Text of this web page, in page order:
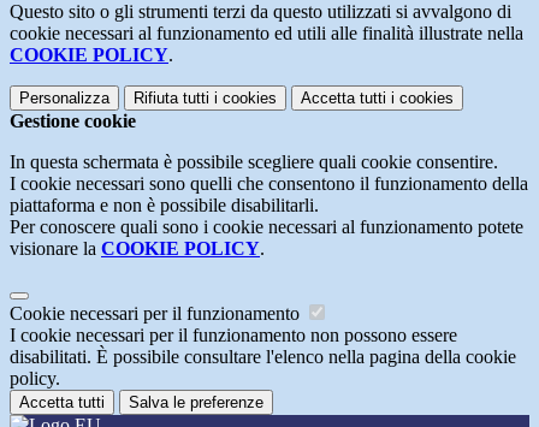
Questo sito o gli strumenti terzi da questo utilizzati si avvalgono di
cookie necessari al funzionamento ed utili alle finalità illustrate nella
COOKIE POLICY.
Personalizza Rifiuta tutti i cookies Accetta tutti i cookies
Gestione cookie
In questa schermata è possibile scegliere quali cookie consentire.
I cookie necessari sono quelli che consentono il funzionamento della
piattaforma e non è possibile disabilitarli.
Per conoscere quali sono i cookie necessari al funzionamento potete
visionare la COOKIE POLICY.
Cookie necessari per il funzionamento
I cookie necessari per il funzionamento non possono essere
disabilitati. È possibile consultare l'elenco nella pagina della cookie
policy.
Accetta tutti Salva le preferenze